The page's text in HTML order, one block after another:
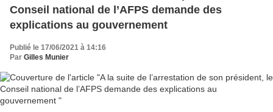
Conseil national de l’AFPS demande des
explications au gouvernement
Publié le 17/06/2021 à 14:16
Par Gilles Munier